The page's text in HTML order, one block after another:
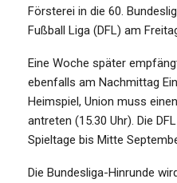
Försterei in die 60.
Fußball Liga (DFL) am
Eine Woche später
ebenfalls am Nachmittag
Heimspiel, Union muss
antreten (15.30 Uhr). Die
Spieltage bis Mitte
Die Bundesliga-Hinrunde